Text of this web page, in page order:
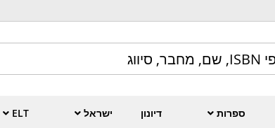
ספרות דיונון ישראל ELT